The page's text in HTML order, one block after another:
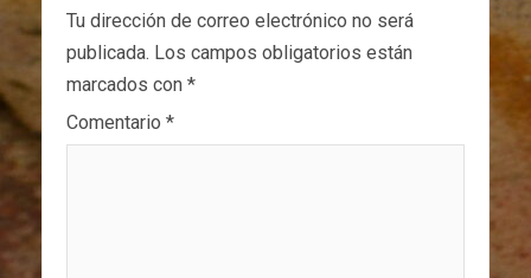
Tu dirección de correo electrónico no será
publicada. Los campos obligatorios están
marcados con *
Comentario *